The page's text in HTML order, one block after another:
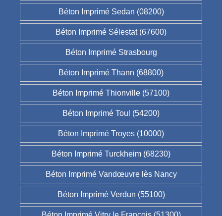
Béton Imprimé Sedan (08200)
Béton Imprimé Sélestat (67600)
Béton Imprimé Strasbourg
Béton Imprimé Thann (68800)
Béton Imprimé Thionville (57100)
Béton Imprimé Toul (54200)
Béton Imprimé Troyes (10000)
Béton Imprimé Turckheim (68230)
Béton Imprimé Vandœuvre lès Nancy
Béton Imprimé Verdun (55100)